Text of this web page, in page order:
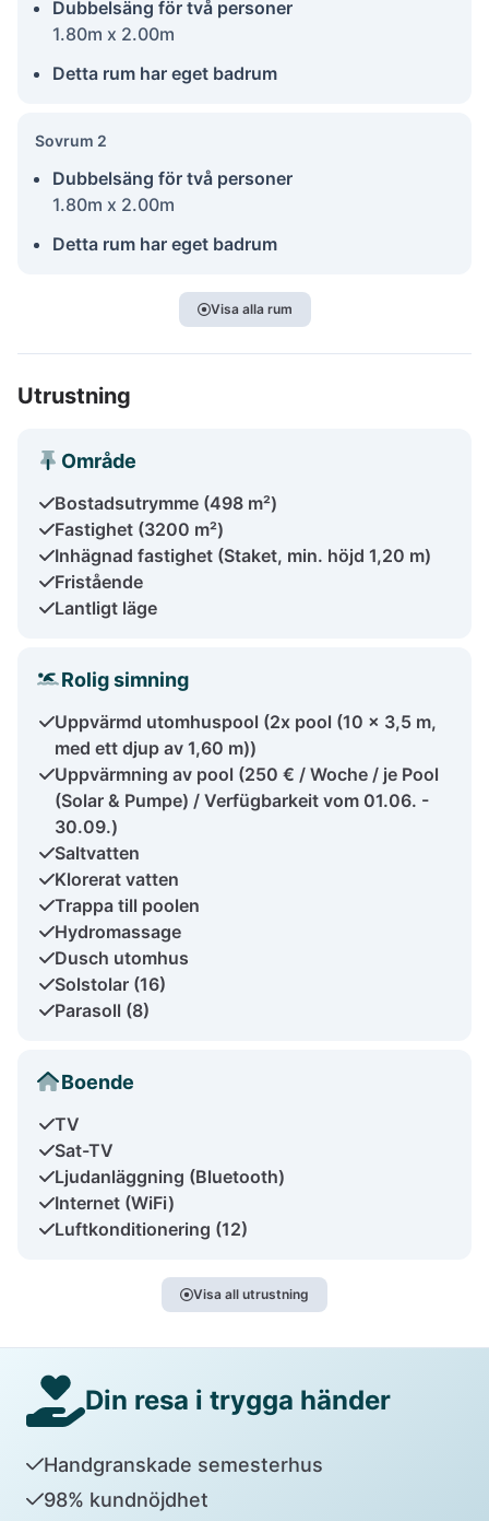
Dubbelsäng för två personer
1.80m x 2.00m
Detta rum har eget badrum
Sovrum 2
Dubbelsäng för två personer
1.80m x 2.00m
Detta rum har eget badrum
Visa alla rum
Utrustning
Område
Bostadsutrymme (498 m²)
Fastighet (3200 m²)
Inhägnad fastighet (Staket, min. höjd 1,20 m)
Fristående
Lantligt läge
Rolig simning
Uppvärmd utomhuspool (2x pool (10 x 3,5 m,
med ett djup av 1,60 m))
Uppvärmning av pool (250 € / Woche / je Pool
(Solar & Pumpe) / Verfügbarkeit vom 01.06. -
30.09.)
Saltvatten
Klorerat vatten
Trappa till poolen
Hydromassage
Dusch utomhus
Solstolar (16)
Parasoll (8)
Boende
TV
Sat-TV
Ljudanläggning (Bluetooth)
Internet (WiFi)
Luftkonditionering (12)
Visa all utrustning
Din resa i trygga händer
Handgranskade semesterhus
98% kundnöjdhet